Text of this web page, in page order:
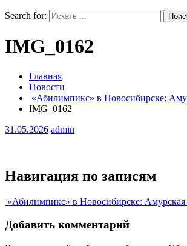
Search for:
IMG_0162
Главная
Новости
«Абилимпикс» в Новосибирске:
IMG_0162
31.05.2026 admin
Навигация по записям
«Абилимпикс» в Новосибирске: Амурская
Добавить комментарий